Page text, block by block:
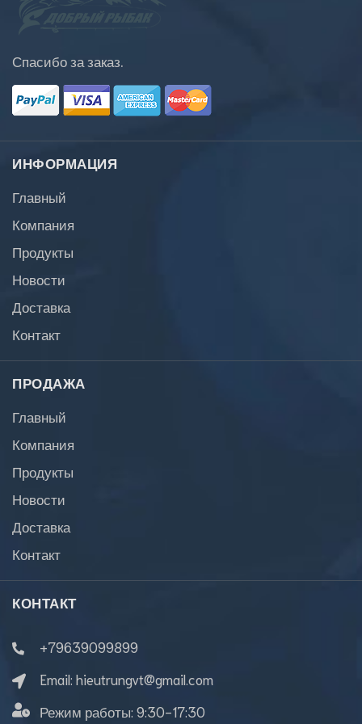
Спасибо за заказ.
ИНФОРМАЦИЯ
Главный
Компания
Продукты
Новости
Доставка
Контакт
ПРОДАЖА
Главный
Компания
Продукты
Новости
Доставка
Контакт
КОНТАКТ
+79639099899
Email: hieutrungvt@gmail.com
Режим работы: 9:30-17:30